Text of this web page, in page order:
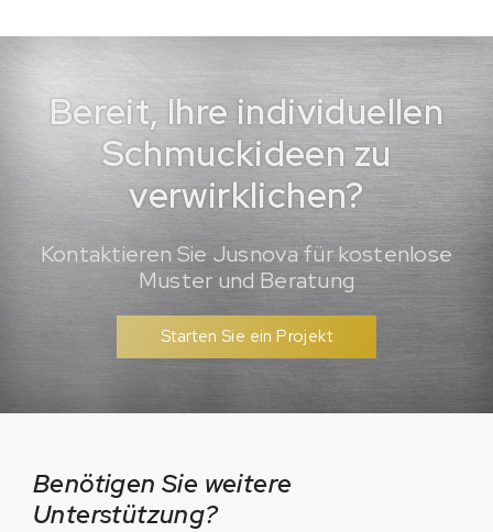
Bereit, Ihre individuellen
Schmuckideen zu
verwirklichen?
Kontaktieren Sie Jusnova für kostenlose
Muster und Beratung
Starten Sie ein Projekt
Benötigen Sie weitere
Unterstützung?